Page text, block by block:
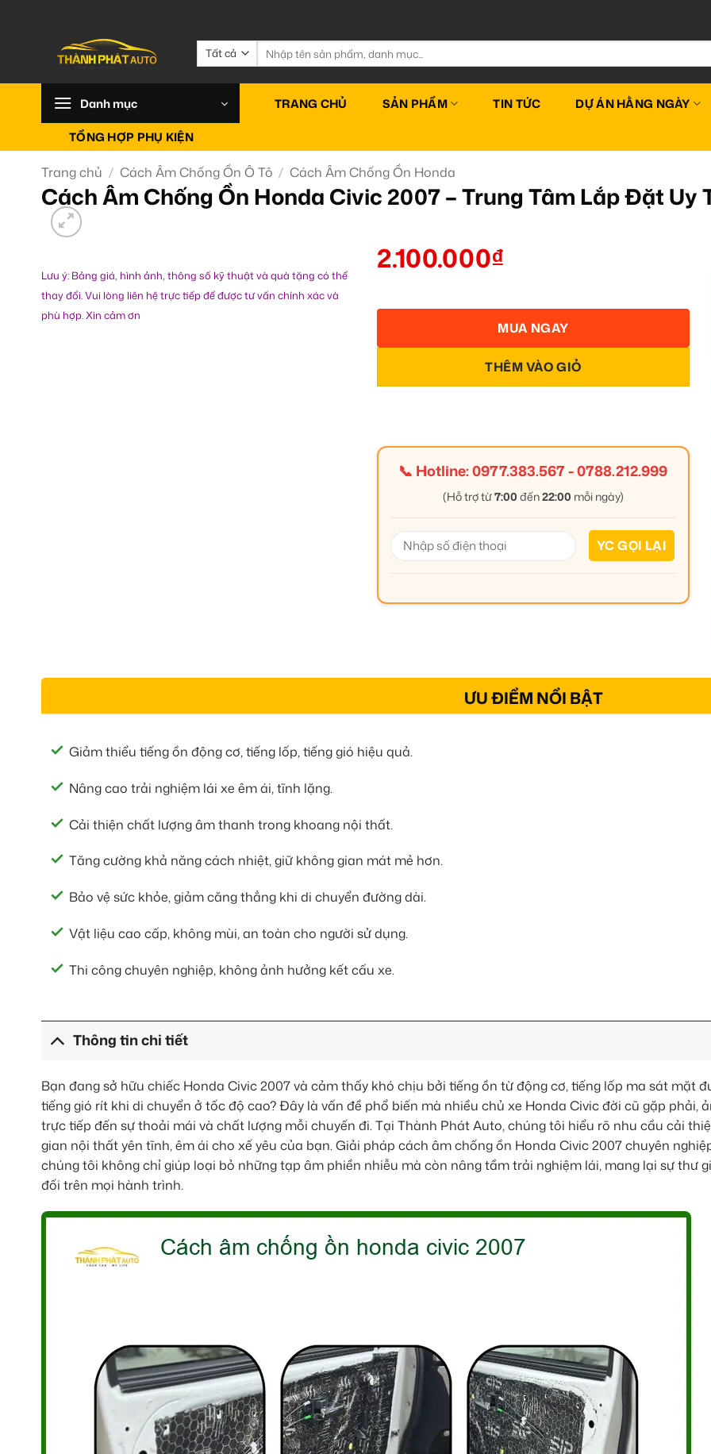
Tìm
kiếm:
Danh mục TRANG CHỦ SẢN PHẨM TIN TỨC DỰ ÁN HẰNG NGÀY
TỔNG HỢP PHỤ KIỆN
Trang chủ / Cách Âm Chống Ồn Ô Tô / Cách Âm Chống Ồn Honda
Cách Âm Chống Ồn Honda Civic 2007 – Trung Tâm Lắp Đặt Uy
Lưu ý: Bảng giá, hình ảnh, thông số kỹ thuật và quà tặng có thể
thay đổi. Vui lòng liên hệ trực tiếp để được tư vấn chính xác và
phù hợp. Xin cảm ơn
2.100.000₫
THÊM VÀO GIỎ
MUA NGAY
📞 Hotline:0977.383.567-0788.212.999
(Hỗ trợ từ7:00 đến22:00 mỗi ngày)
ƯU ĐIỂM NỔI BẬT
Giảm thiểu tiếng ồn động cơ, tiếng lốp, tiếng gió hiệu quả.
Nâng cao trải nghiệm lái xe êm ái, tĩnh lặng.
Cải thiện chất lượng âm thanh trong khoang nội thất.
Tăng cường khả năng cách nhiệt, giữ không gian mát mẻ hơn.
Bảo vệ sức khỏe, giảm căng thẳng khi di chuyển đường dài.
Vật liệu cao cấp, không mùi, an toàn cho người sử dụng.
Thi công chuyên nghiệp, không ảnh hưởng kết cấu xe.
Thông tin chi tiết
Bạn đang sở hữu chiếc Honda Civic 2007 và cảm thấy khó chịu bởi tiếng ồn từ động cơ, tiếng lốp ma sát mặt
tiếng gió rít khi di chuyển ở tốc độ cao? Đây là vấn đề phổ biến mà nhiều chủ xe Honda Civic đời cũ gặp phải,
trực tiếp đến sự thoải mái và chất lượng mỗi chuyến đi. Tại Thành Phát Auto, chúng tôi hiểu rõ nhu cầu cải
gian nội thất yên tĩnh, êm ái cho xế yêu của bạn. Giải pháp cách âm chống ồn Honda Civic 2007 chuyên
chúng tôi không chỉ giúp loại bỏ những tạp âm phiền nhiễu mà còn nâng tầm trải nghiệm lái, mang lại sự thư
đối trên mọi hành trình.